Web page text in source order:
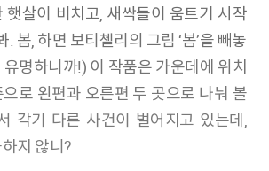
. 봄, 하면 보티첼리의 그림 ‘봄’을 빼놓
명하니까!) 이 작품은 가운데에 위치
로 왼편과 오른편 두 곳으로 나눠 볼
각기 다른 사건이 벌어지고 있는데,
지 않니?